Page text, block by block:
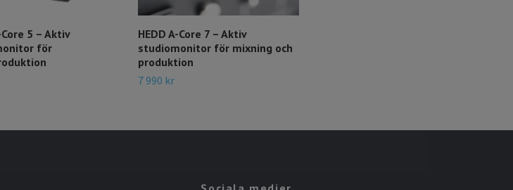
Core 5 – Aktiv
för
HEDD A-Core 7 – Aktiv
studiomonitor för mixning och
produktion
7 990 kr